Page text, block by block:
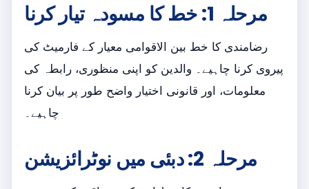
مرحلہ 1: خط کا مسودہ تیار کرنا
رضامندی کا خط بین الاقوامی معیار کے فارمیٹ کی
پیروی کرنا چاہیے۔ والدین کو اپنی منظوری، رابطہ کی
معلومات، اور قانونی اختیار واضح طور پر بیان کرنا
چاہیے۔
مرحلہ 2: دبئی میں نوٹرائزیشن